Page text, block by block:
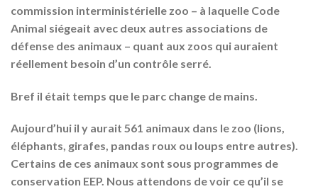
commission interministérielle zoo – à laquelle Code
Animal siégeait avec deux autres associations de
défense des animaux – quant aux zoos qui auraient
réellement besoin d’un contrôle serré.
Bref il était temps que le parc change de mains.
Aujourd’hui il y aurait 561 animaux dans le zoo (lions,
éléphants, girafes, pandas roux ou loups entre autres).
Certains de ces animaux sont sous programmes de
conservation EEP. Nous attendons de voir ce qu’il se